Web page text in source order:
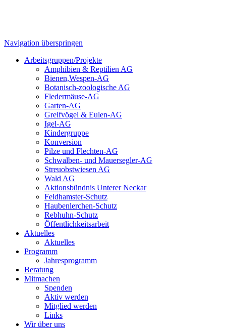
Navigation überspringen
Arbeitsgruppen/Projekte
Amphibien & Reptilien AG
Bienen,Wespen-AG
Botanisch-zoologische AG
Fledermäuse-AG
Garten-AG
Greifvögel & Eulen-AG
Igel-AG
Kindergruppe
Konversion
Pilze und Flechten-AG
Schwalben- und Mauersegler-AG
Streuobstwiesen AG
Wald AG
Aktionsbündnis Unterer Neckar
Feldhamster-Schutz
Haubenlerchen-Schutz
Rebhuhn-Schutz
Öffentlichkeitsarbeit
Aktuelles
Aktuelles
Programm
Jahresprogramm
Beratung
Mitmachen
Spenden
Aktiv werden
Mitglied werden
Links
Wir über uns